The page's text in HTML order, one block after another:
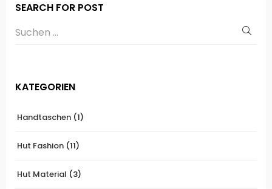
SEARCH FOR POST
KATEGORIEN
Handtaschen (1)
Hut Fashion (11)
Hut Material (3)